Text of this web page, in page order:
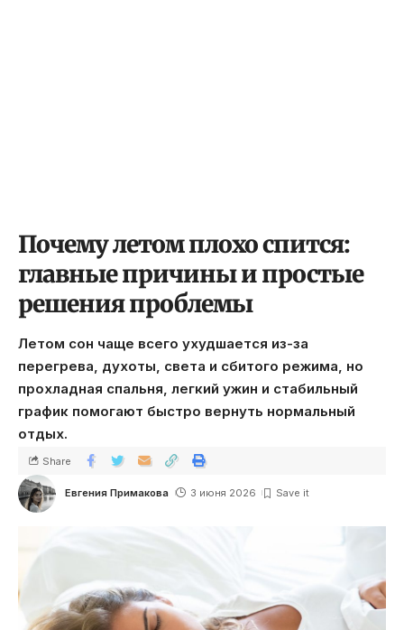
Почему летом плохо спится:
главные причины и простые
решения проблемы
Летом сон чаще всего ухудшается из-за
перегрева, духоты, света и сбитого режима, но
прохладная спальня, легкий ужин и стабильный
график помогают быстро вернуть нормальный
отдых.
Евгения Примакова 3 июня 2026
Share